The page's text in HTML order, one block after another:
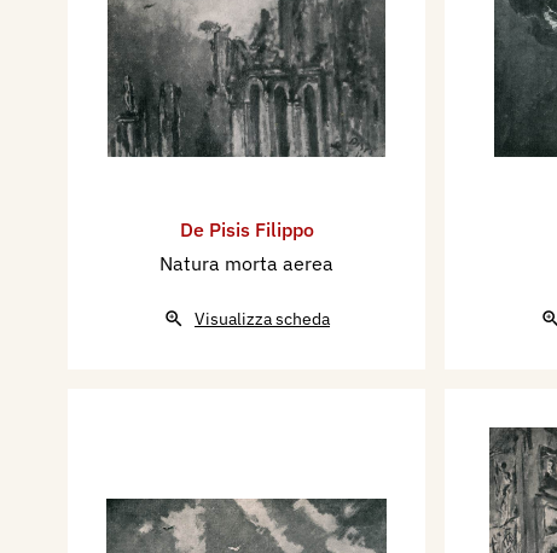
De Pisis Filippo
Natura morta aerea
Visualizza scheda